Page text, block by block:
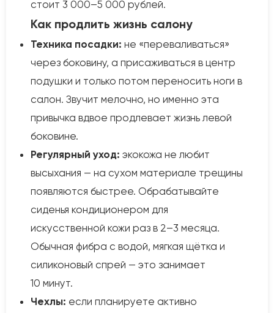
стоит 3 000–5 000 рублей.
Как продлить жизнь салону
Техника посадки: не «переваливаться»
через боковину, а присаживаться в центр
подушки и только потом переносить ноги в
салон. Звучит мелочно, но именно эта
привычка вдвое продлевает жизнь левой
боковине.
Регулярный уход: экокожа не любит
высыхания — на сухом материале трещины
появляются быстрее. Обрабатывайте
сиденья кондиционером для
искусственной кожи раз в 2–3 месяца.
Обычная фибра с водой, мягкая щётка и
силиконовый спрей — это занимает
10 минут.
Чехлы: если планируете активно